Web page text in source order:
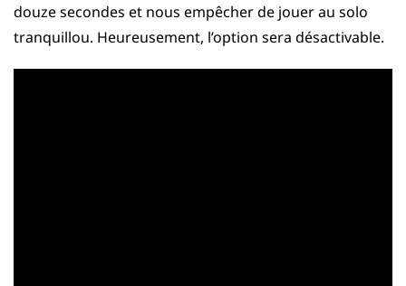
douze secondes et nous empêcher de jouer au solo
tranquillou. Heureusement, l’option sera désactivable.